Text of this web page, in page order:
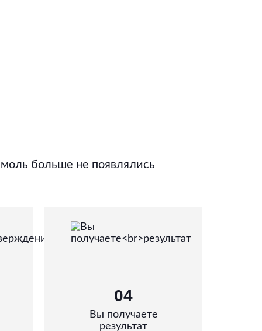
больше не появлялись
04
Вы получаете
результат